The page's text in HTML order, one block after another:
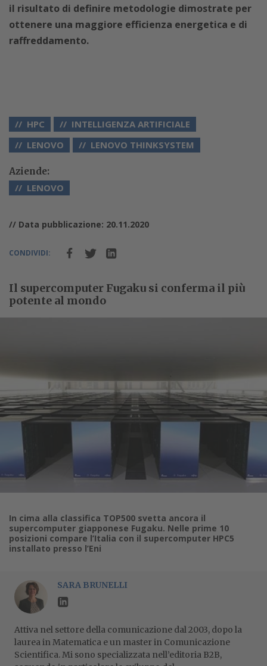
il risultato di definire metodologie dimostrate per
ottenere una maggiore efficienza energetica e di
raffreddamento.
HPC
INTELLIGENZA ARTIFICIALE
LENOVO
LENOVO THINKSYSTEM
Aziende:
LENOVO
// Data pubblicazione: 20.11.2020
CONDIVIDI:
Il supercomputer Fugaku si conferma il più
potente al mondo
In cima alla classifica TOP500 svetta ancora il
supercomputer giapponese Fugaku. Nelle prime 10
posizioni compare l’Italia con il supercomputer HPC5
installato presso l’Eni
SARA BRUNELLI
Attiva nel settore della comunicazione dal 2003, dopo la
laurea in Matematica e un master in Comunicazione
Scientifica. Mi sono specializzata nell’editoria B2B,